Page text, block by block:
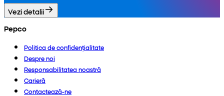
Vezi detalii
Pepco
Politica de confidențialitate
Despre noi
Responsabilitatea noastră
Carieră
Contactează-ne